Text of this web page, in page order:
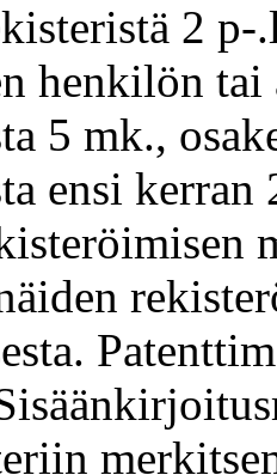
2
henkilön
5 mk.,
ensi kerran